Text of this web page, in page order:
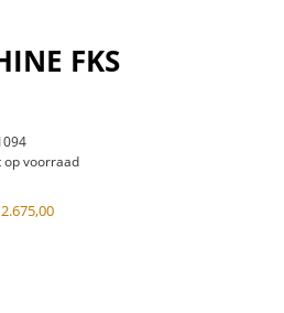
FKS
op voorraad
2.675,00